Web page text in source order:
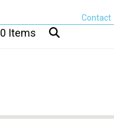
Contact
0 Items